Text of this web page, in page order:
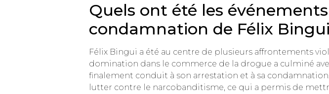
Quels ont été les
condamnation de Félix
Félix Bingui a été au centre de plusieurs affrontements
domination dans le commerce de la drogue a culminé
finalement conduit à son arrestation et à sa
lutter contre le narcobanditisme, ce qui a permis de